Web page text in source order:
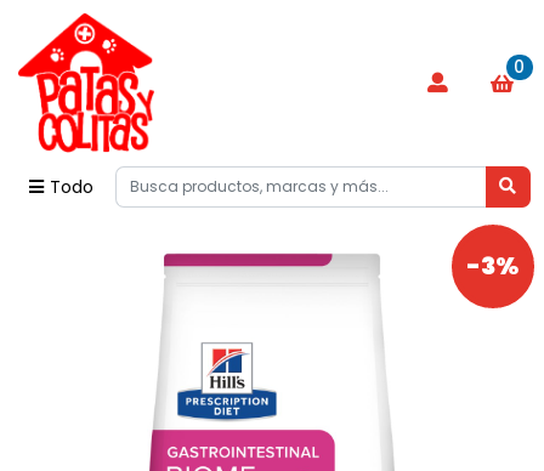
Todo
0
-3%